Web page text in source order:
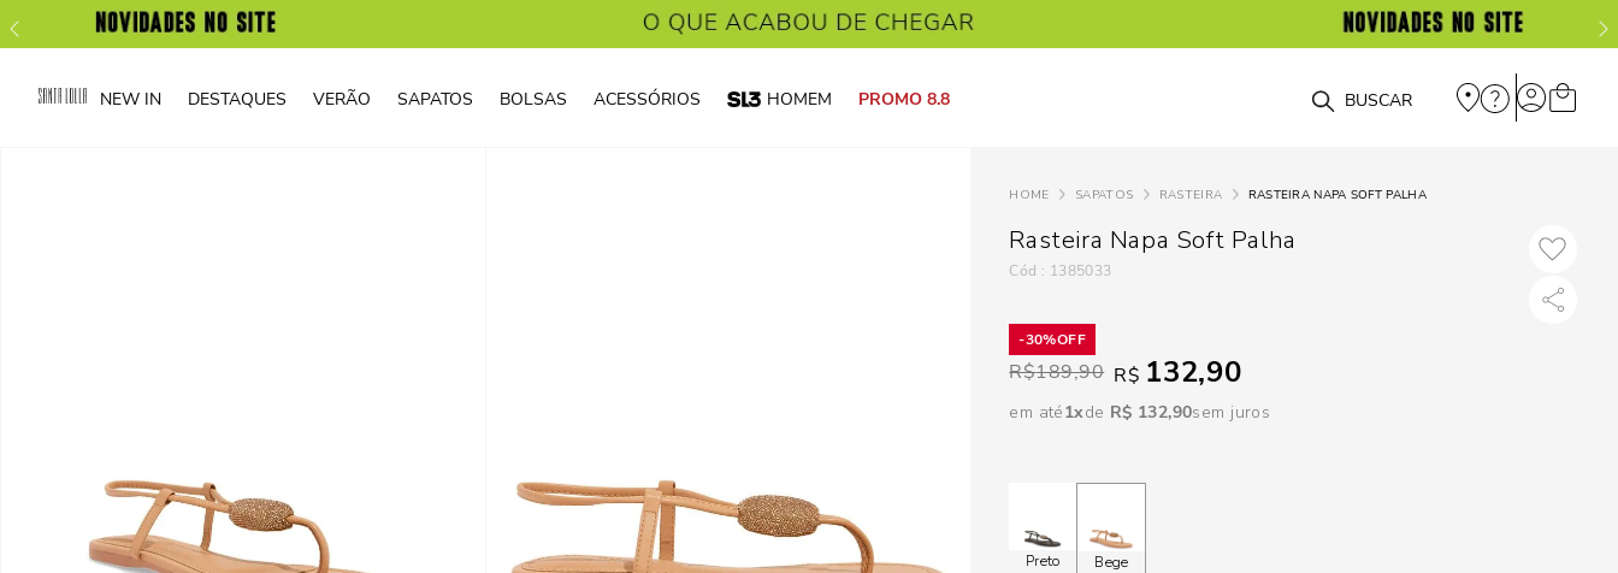
NEW IN DESTAQUES VERÃO SAPATOS BOLSAS ACESSÓRIOS HOMEM PROMO 8.8 O que você está procurando?
SAPATOS RASTEIRA RASTEIRA NAPA SOFT PALHA
Rasteira Napa Soft Palha
: 1385033
30%
R$189,90 R$ 132,90
em até1 R$ 132,90sem juros
Preto Bege